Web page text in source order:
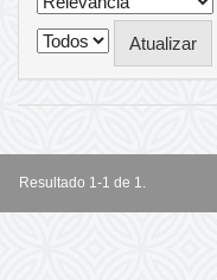
Resultado 1-1 de 1.